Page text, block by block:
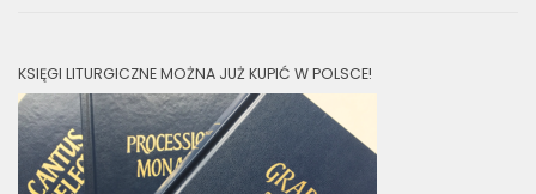
KSIĘGI LITURGICZNE MOŻNA JUŻ KUPIĆ W POLSCE!